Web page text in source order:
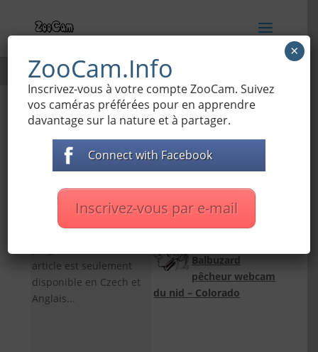
rame
(Czech) Rysí výběh
Jenda|31. 01. 2016
10 commentaires
Přidat do ZOO
article est seulement
disponible en Czech et
Anglais...
(Czech)
Balbuzard
pêcheur webcam
du nid – Colorado
ZooCam.Info
Inscrivez-vous à votre compte ZooCam. Suivez
vos caméras préférées pour en apprendre
davantage sur la nature et à partager.
Connect with Facebook
Inscrivez-vous par e-mail
×